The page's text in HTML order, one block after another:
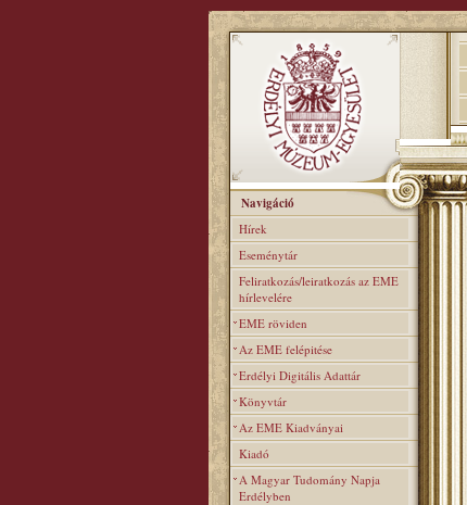
Navigáció
Hírek
Eseménytár
Feliratkozás/leiratkozás az EME
hírlevelére
EME röviden
Az EME felépitése
Erdélyi Digitális Adattár
Könyvtár
Az EME Kiadványai
Kiadó
A Magyar Tudomány Napja
Erdélyben